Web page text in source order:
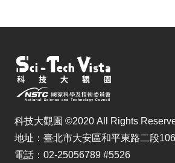
科技大觀園 ©2020 All Rights
地址：臺北市大安區和平東路二段
電話：02-25056789 #5526